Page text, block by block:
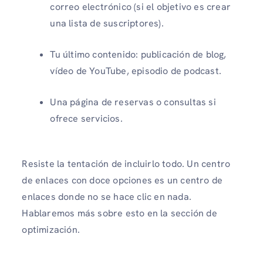
correo electrónico (si el objetivo es crear
una lista de suscriptores).
Tu último contenido: publicación de blog,
vídeo de YouTube, episodio de podcast.
Una página de reservas o consultas si
ofrece servicios.
Resiste la tentación de incluirlo todo. Un centro
de enlaces con doce opciones es un centro de
enlaces donde no se hace clic en nada.
Hablaremos más sobre esto en la sección de
optimización.